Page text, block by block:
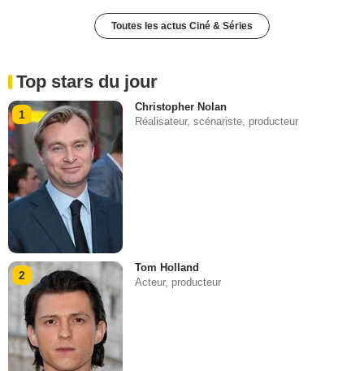
Toutes les actus Ciné & Séries
Top stars du jour
1
Christopher Nolan
Réalisateur, scénariste, producteur
2
Tom Holland
Acteur, producteur